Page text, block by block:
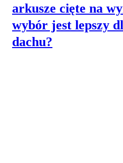
arkusze cięte na
wybór jest lepszy
dachu?